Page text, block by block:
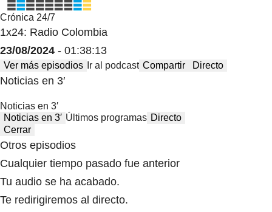
Crónica 24/7
1x24: Radio Colombia
23/08/2024 - 01:38:13
Ver más episodios Ir al podcast Compartir Directo
Noticias en 3′
Noticias en 3′
Noticias en 3′ Últimos programas Directo
Cerrar
Otros episodios
Cualquier tiempo pasado fue anterior
Tu audio se ha acabado.
Te redirigiremos al directo.